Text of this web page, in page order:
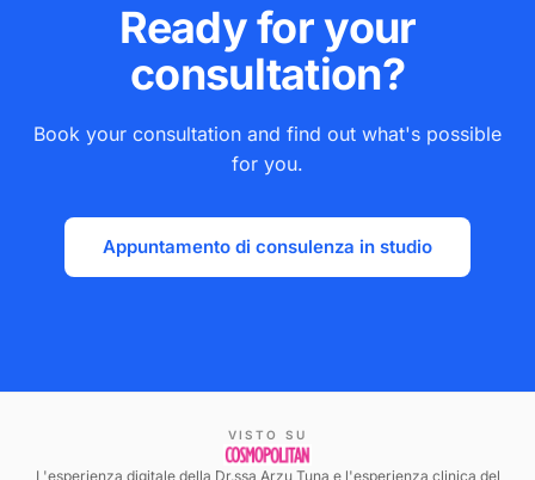
Ready for your
consultation?
Book your consultation and find out what's possible
for you.
Appuntamento di consulenza in studio
VISTO SU
L'esperienza digitale della Dr.ssa Arzu Tuna e l'esperienza clinica del